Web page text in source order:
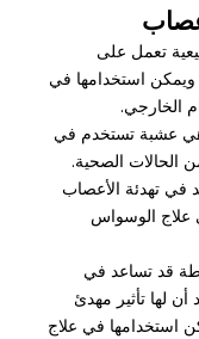
تعمل على
استخدامها في
الخارجي.
هي عشبة تستخدم في
الحالات الصحية.
في تهدئة الأعصاب
علاج الوسواس
قد تساعد في
أن لها تأثير مهدئ
استخدامها في علاج